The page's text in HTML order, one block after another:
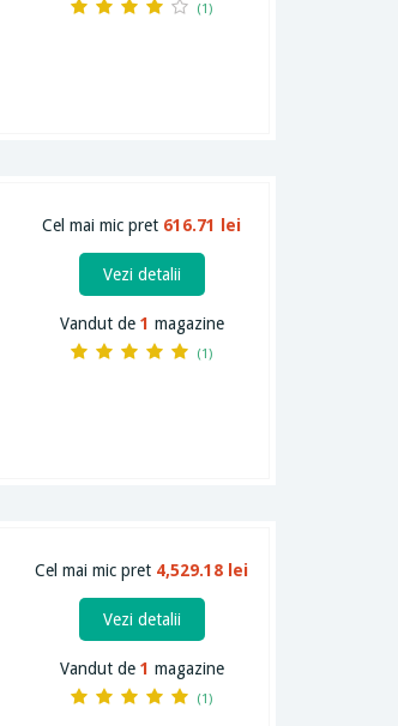
(1)
Cel mai mic pret 616.71 lei
Vezi detalii
Vandut de 1 magazine
(1)
Cel mai mic pret 4,529.18 lei
Vezi detalii
Vandut de 1 magazine
(1)